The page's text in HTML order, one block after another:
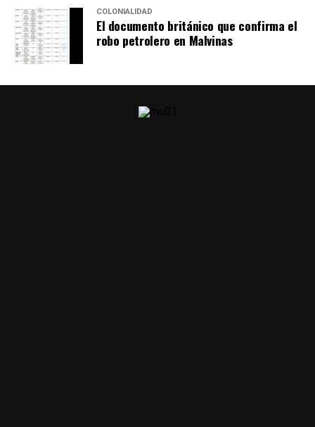
COLONIALIDAD
El documento británico que confirma el
robo petrolero en Malvinas